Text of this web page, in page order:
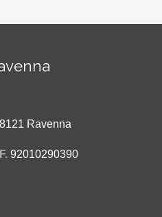
Ravenna
92010290390